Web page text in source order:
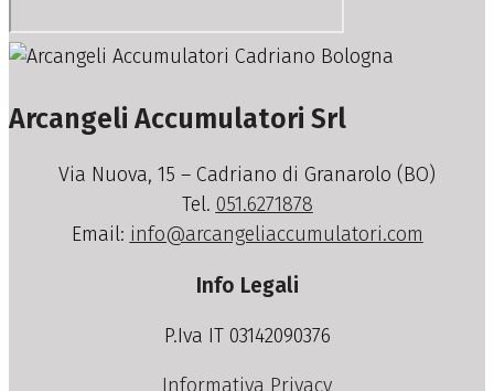
Arcangeli Accumulatori Srl
Via Nuova, 15 – Cadriano di Granarolo (BO)
Tel. 051.6271878
Email: info@arcangeliaccumulatori.com
Info Legali
P.Iva IT 03142090376
Informativa Privacy